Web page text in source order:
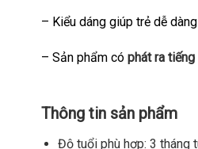
– Kiểu dáng giúp trẻ dễ
– Sản phẩm có phát ra tiếng
Thông tin sản phẩm
Độ tuổi phù hợp: 3 tháng